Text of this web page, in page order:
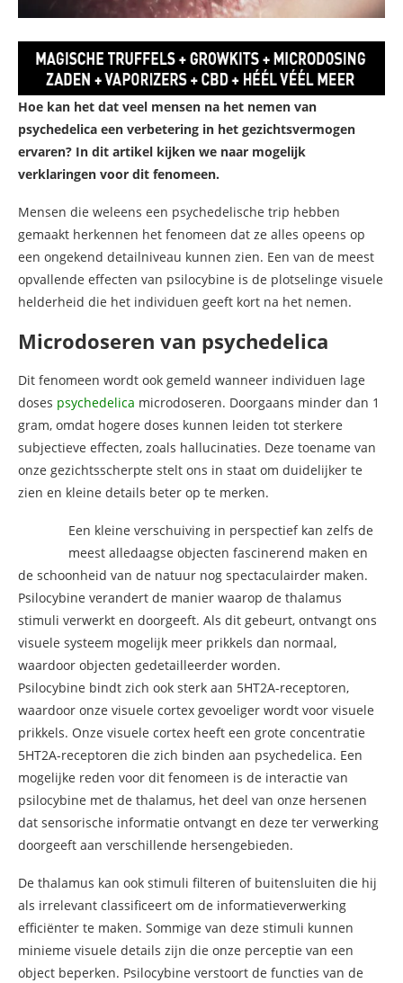
Hoe kan het dat veel mensen na het nemen van
psychedelica een verbetering in het gezichtsvermogen
ervaren? In dit artikel kijken we naar mogelijk
verklaringen voor dit fenomeen.
Mensen die weleens een psychedelische trip hebben
gemaakt herkennen het fenomeen dat ze alles opeens op
een ongekend detailniveau kunnen zien. Een van de meest
opvallende effecten van psilocybine is de plotselinge visuele
helderheid die het individuen geeft kort na het nemen.
Microdoseren van psychedelica
Dit fenomeen wordt ook gemeld wanneer individuen lage
doses psychedelica microdoseren. Doorgaans minder dan 1
gram, omdat hogere doses kunnen leiden tot sterkere
subjectieve effecten, zoals hallucinaties. Deze toename van
onze gezichtsscherpte stelt ons in staat om duidelijker te
zien en kleine details beter op te merken.
Een kleine verschuiving in perspectief kan zelfs de
meest alledaagse objecten fascinerend maken en
de schoonheid van de natuur nog spectaculairder maken.
Psilocybine verandert de manier waarop de thalamus
stimuli verwerkt en doorgeeft. Als dit gebeurt, ontvangt ons
visuele systeem mogelijk meer prikkels dan normaal,
waardoor objecten gedetailleerder worden.
Psilocybine bindt zich ook sterk aan 5HT2A-receptoren,
waardoor onze visuele cortex gevoeliger wordt voor visuele
prikkels. Onze visuele cortex heeft een grote concentratie
5HT2A-receptoren die zich binden aan psychedelica. Een
mogelijke reden voor dit fenomeen is de interactie van
psilocybine met de thalamus, het deel van onze hersenen
dat sensorische informatie ontvangt en deze ter verwerking
doorgeeft aan verschillende hersengebieden.
De thalamus kan ook stimuli filteren of buitensluiten die hij
als irrelevant classificeert om de informatieverwerking
efficiënter te maken. Sommige van deze stimuli kunnen
minieme visuele details zijn die onze perceptie van een
object beperken. Psilocybine verstoort de functies van de